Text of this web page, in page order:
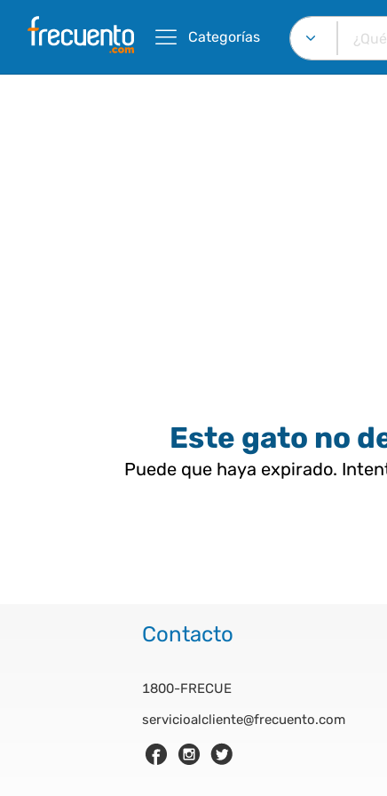
Categorías
Este gato no
Puede que haya expirado.
Contacto
1800-FRECUE
servicioalcliente@frecuento.com